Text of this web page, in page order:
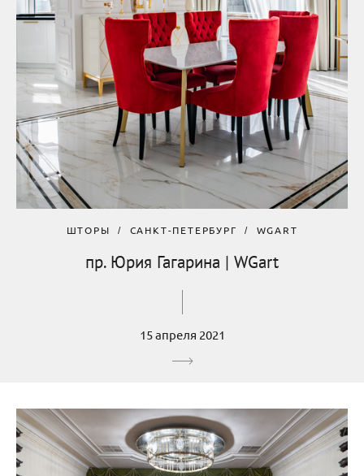
ШТОРЫ САНКТ-ПЕТЕРБУРГ WGART
пр. Юрия Гагарина | WGart
15 апреля 2021